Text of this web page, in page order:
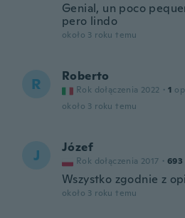
Genial, un poco
pero lindo
około 3 roku temu
R Roberto
Rok dołączenia 2022 · 1
około 3 roku temu
J Józef
Rok dołączenia 2017 · 693
Wszystko zgodnie z
około 3 roku temu